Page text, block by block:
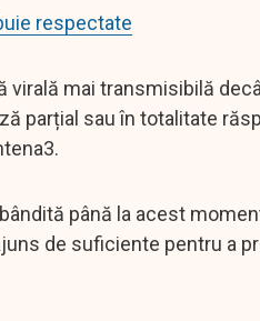
respectate
mai transmisibilă
parțial sau în totalitate
până la acest
de suficiente pentru a